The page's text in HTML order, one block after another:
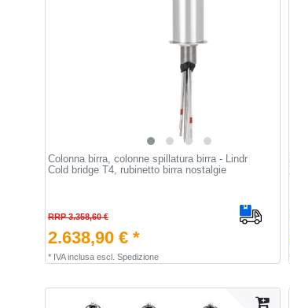
Colonna birra, colonne spillatura birra - Lindr
Cold bridge T4, rubinetto birra nostalgie
RRP 3.358,60 €
2.638,90 € *
* IVA inclusaescl. Spedizione